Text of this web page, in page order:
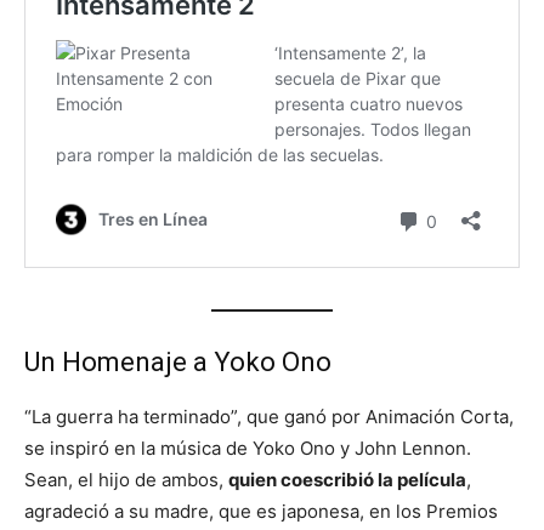
Un Homenaje a Yoko Ono
“La guerra ha terminado”, que ganó por Animación Corta,
se inspiró en la música de Yoko Ono y John Lennon.
Sean, el hijo de ambos, quien coescribió la película,
agradeció a su madre, que es japonesa, en los Premios